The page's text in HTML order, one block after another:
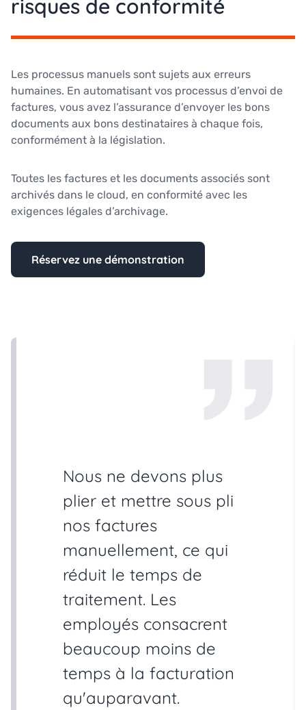
risques de conformité
Les processus manuels sont sujets aux erreurs
humaines. En automatisant vos processus d’envoi de
factures, vous avez l’assurance d’envoyer les bons
documents aux bons destinataires à chaque fois,
conformément à la législation.
Toutes les factures et les documents associés sont
archivés dans le cloud, en conformité avec les
exigences légales d’archivage.
Réservez une démonstration
Nous ne devons plus
plier et mettre sous pli
nos factures
manuellement, ce qui
réduit le temps de
traitement. Les
employés consacrent
beaucoup moins de
temps à la facturation
qu'auparavant.